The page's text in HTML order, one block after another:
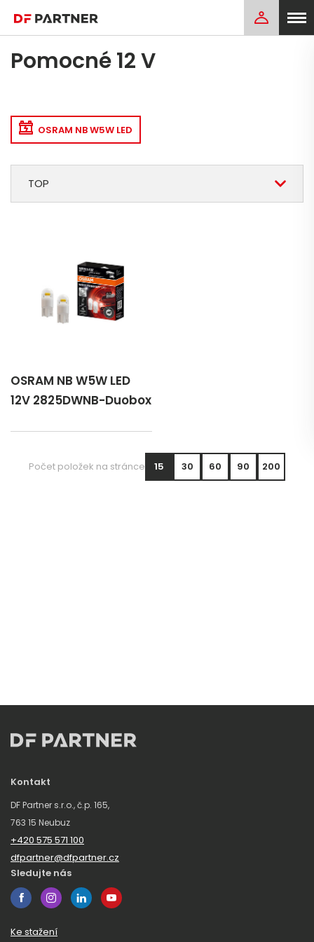
Pomocné 12 V
TOP
OSRAM NB W5W LED
OSRAM NB W5W LED
12V 2825DWNB-Duobox
Počet položek na stránce 15 30 60 90 200
Kontakt
DF Partner s.r.o., č.p. 165,
763 15 Neubuz
+420 575 571 100
dfpartner@dfpartner.cz
Sledujte nás
Ke stažení